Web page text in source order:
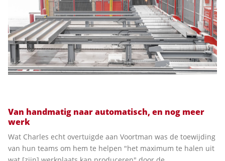
Van handmatig naar automatisch, en nog meer
werk
Wat Charles echt overtuigde aan Voortman was de toewijding
van hun teams om hem te helpen "het maximum te halen uit